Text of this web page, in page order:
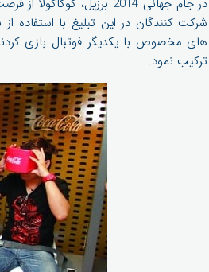
های مخصوص با یکدیگر فوتبال بازی
ترکیب نمود.